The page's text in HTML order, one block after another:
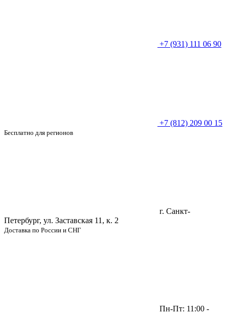
+7 (931) 111 06 90
+7 (812) 209 00 15
Бесплатно для регионов
г. Санкт-
Петербург, ул. Заставская 11, к. 2
Доставка по России и СНГ
Пн-Пт: 11:00 -